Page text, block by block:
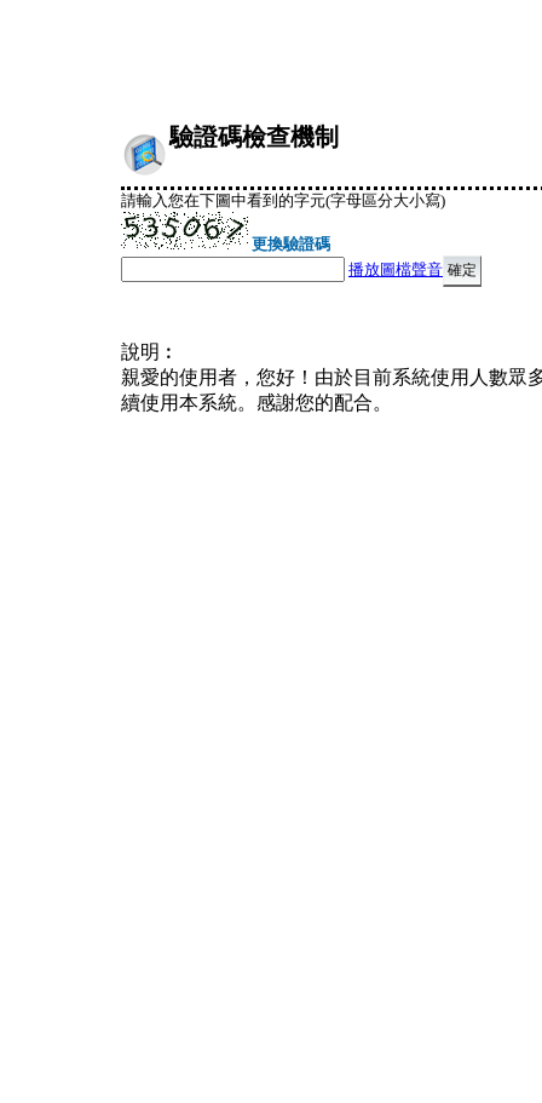
驗證碼檢查機制
請輸入您在下圖中看到的字元(字母區分大小寫)
更換驗證碼
播放圖檔聲音
說明︰
親愛的使用者，您好！由於目前系統使用人數眾
續使用本系統。感謝您的配合。